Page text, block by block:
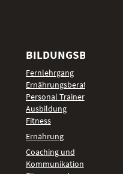
BILDUNGSBEREICHE
Fernlehrgang
Ernährungsberater
Personal Trainer
Ausbildung
Fitness
Ernährung
Coaching und
Kommunikation